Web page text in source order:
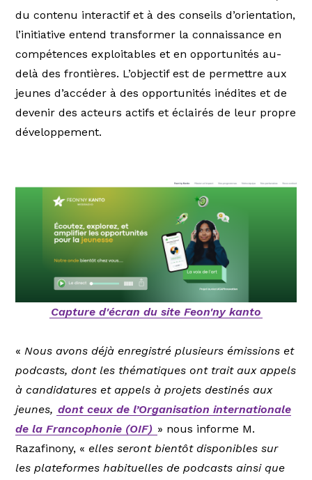
du contenu interactif et à des conseils d’orientation,
l’initiative entend transformer la connaissance en
compétences exploitables et en opportunités au-
delà des frontières. L’objectif est de permettre aux
jeunes d’accéder à des opportunités inédites et de
devenir des acteurs actifs et éclairés de leur propre
développement.
Capture d'écran du site Feon'ny kanto
«Nous avons déjà enregistré plusieurs émissions et
podcasts, dont les thématiques ont trait aux appels
à candidatures et appels à projets destinés aux
jeunes, dont ceux de l’Organisation internationale
de la Francophonie (OIF) » nous informe M.
Razafinony, « elles seront bientôt disponibles sur
les plateformes habituelles de podcasts ainsi que